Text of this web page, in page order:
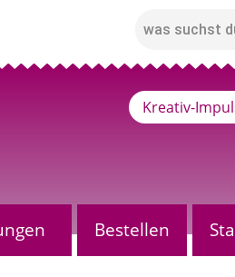
Kreativ-
Bestellen